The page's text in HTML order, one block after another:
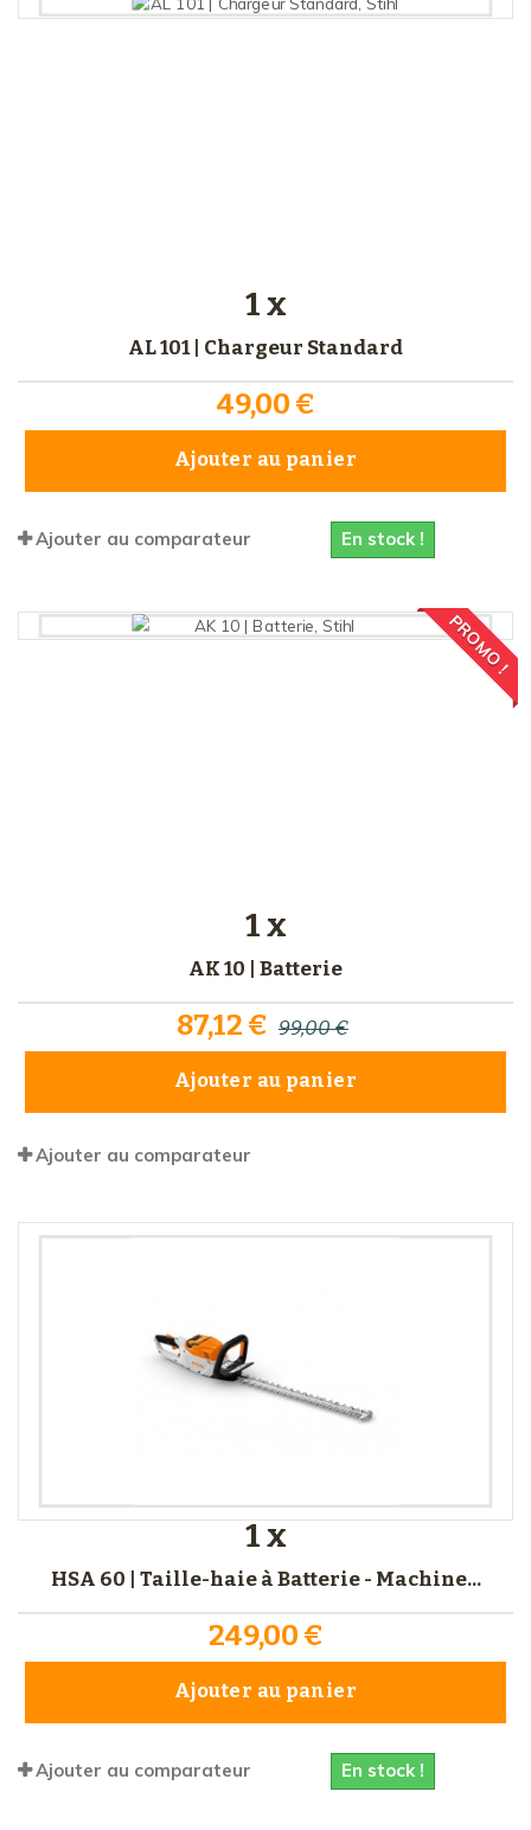
1 x
AL 101 | Chargeur Standard
49,00 €
Ajouter au panier
Ajouter au comparateur En stock !
PROMO !
1 x
AK 10 | Batterie
87,12 € 99,00 €
Ajouter au panier
Ajouter au comparateur
1 x
HSA 60 | Taille-haie à Batterie - Machine...
249,00 €
Ajouter au panier
Ajouter au comparateur En stock !